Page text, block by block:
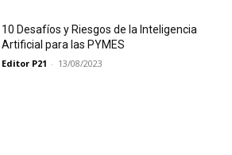
10 Desafíos y Riesgos de la Inteligencia
Artificial para las PYMES
Editor P21 - 13/08/2023